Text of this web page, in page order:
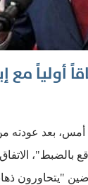
أولياً مع
بعد عودته
بالضبط"،
"يتحاورون